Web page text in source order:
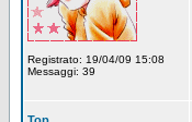
Registrato: 19/04/09 15:08
Messaggi: 39